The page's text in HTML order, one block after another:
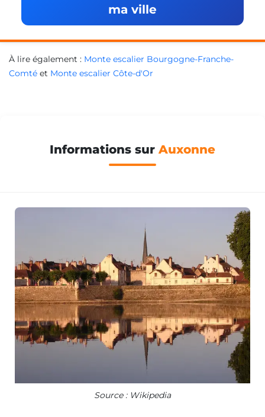
ma ville
À lire également : Monte escalier Bourgogne-Franche-
Comté et Monte escalier Côte-d'Or
Informations sur Auxonne
Source : Wikipedia